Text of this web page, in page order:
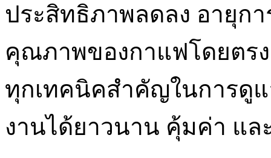
ประสิทธิภาพลดลง อายุก
คุณภาพของกาแฟโดยตร
ทุกเทคนิคสำคัญในการดู
งานได้ยาวนาน คุ้มค่า แ